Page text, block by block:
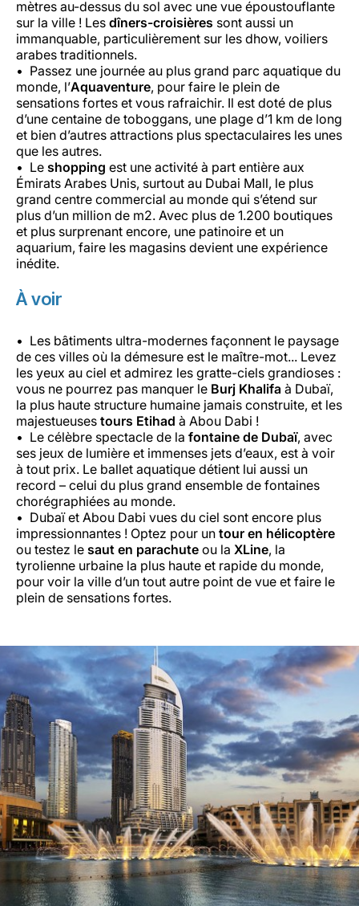
mètres au-dessus du sol avec une vue époustouflante
sur la ville ! Les dîners-croisières sont aussi un
immanquable, particulièrement sur les dhow, voiliers
arabes traditionnels.
Passez une journée au plus grand parc aquatique du
monde, l’Aquaventure, pour faire le plein de
sensations fortes et vous rafraichir. Il est doté de plus
d’une centaine de toboggans, une plage d’1 km de long
et bien d’autres attractions plus spectaculaires les unes
que les autres.
Le shopping est une activité à part entière aux
Émirats Arabes Unis, surtout au Dubai Mall, le plus
grand centre commercial au monde qui s’étend sur
plus d’un million de m2. Avec plus de 1.200 boutiques
et plus surprenant encore, une patinoire et un
aquarium, faire les magasins devient une expérience
inédite.
À voir
Les bâtiments ultra-modernes façonnent le paysage
de ces villes où la démesure est le maître-mot... Levez
les yeux au ciel et admirez les gratte-ciels grandioses :
vous ne pourrez pas manquer le Burj Khalifa à Dubaï,
la plus haute structure humaine jamais construite, et les
majestueuses tours Etihad à Abou Dabi !
Le célèbre spectacle de la fontaine de Dubaï, avec
ses jeux de lumière et immenses jets d’eaux, est à voir
à tout prix. Le ballet aquatique détient lui aussi un
record – celui du plus grand ensemble de fontaines
chorégraphiées au monde.
Dubaï et Abou Dabi vues du ciel sont encore plus
impressionnantes ! Optez pour un tour en hélicoptère
ou testez le saut en parachute ou la XLine, la
tyrolienne urbaine la plus haute et rapide du monde,
pour voir la ville d’un tout autre point de vue et faire le
plein de sensations fortes.